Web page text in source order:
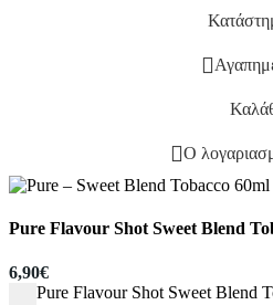
Ο
Pure Flavour Shot Sweet Blend
6,90€
Pure Flavour Shot Sweet Blend